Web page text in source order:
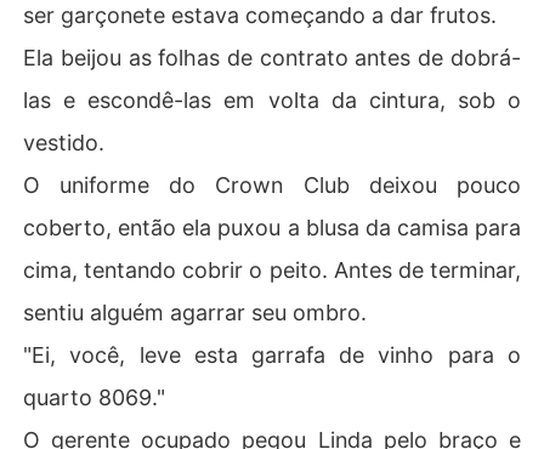
ser garçonete estava começando a dar frutos.
Ela beijou as folhas de contrato antes de dobrá-
las e escondê-las em volta da cintura, sob o
vestido.
O uniforme do Crown Club deixou pouco
coberto, então ela puxou a blusa da camisa para
cima, tentando cobrir o peito. Antes de terminar,
sentiu alguém agarrar seu ombro.
"Ei, você, leve esta garrafa de vinho para o
quarto 8069."
O gerente ocupado pegou Linda pelo braço e